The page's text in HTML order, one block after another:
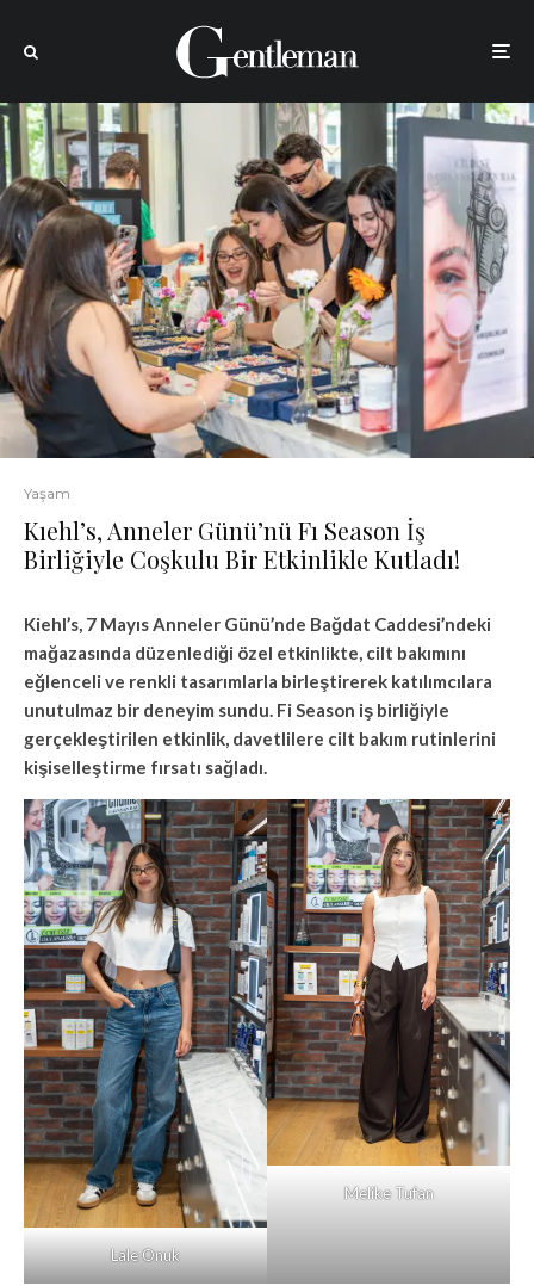
Yaşam
Kıehl’s, Anneler Günü’nü Fı Season İş
Birliğiyle Coşkulu Bir Etkinlikle Kutladı!
Kiehl’s, 7 Mayıs Anneler Günü’nde Bağdat Caddesi’ndeki
mağazasında düzenlediği özel etkinlikte, cilt bakımını
eğlenceli ve renkli tasarımlarla birleştirerek katılımcılara
unutulmaz bir deneyim sundu. Fi Season iş birliğiyle
gerçekleştirilen etkinlik, davetlilere cilt bakım rutinlerini
kişiselleştirme fırsatı sağladı.
Lale Onuk
Melike Tufan